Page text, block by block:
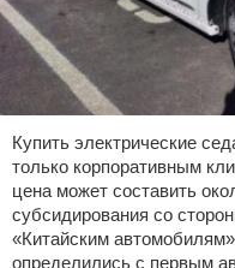
Купить электрические
только корпоративным
цена может составить
субсидирования со
«Китайским
определились с первым